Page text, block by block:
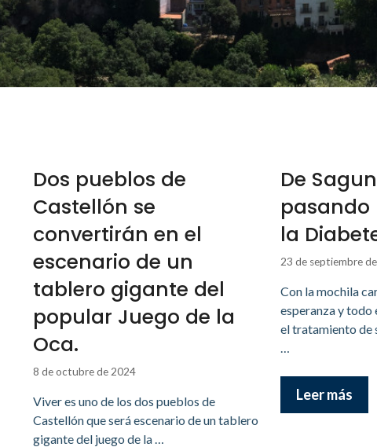
Dos pueblos de
Castellón se
convertirán en el
escenario de un
tablero gigante del
popular Juego de la
Oca.
8 de octubre de 2024
Viver es uno de los dos pueblos de
Castellón que será escenario de un tablero
gigante del juego de la …
De
pasando
la
23 de septiembre
Con la mochila
esperanza y todo
el tratamiento de
…
Leer más